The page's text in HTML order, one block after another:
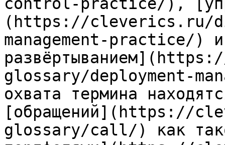
(https://cleverics.ru/
management-practice/)
glossary/deployment-
охвата термина
[обращений](https://
glossary/call/) как